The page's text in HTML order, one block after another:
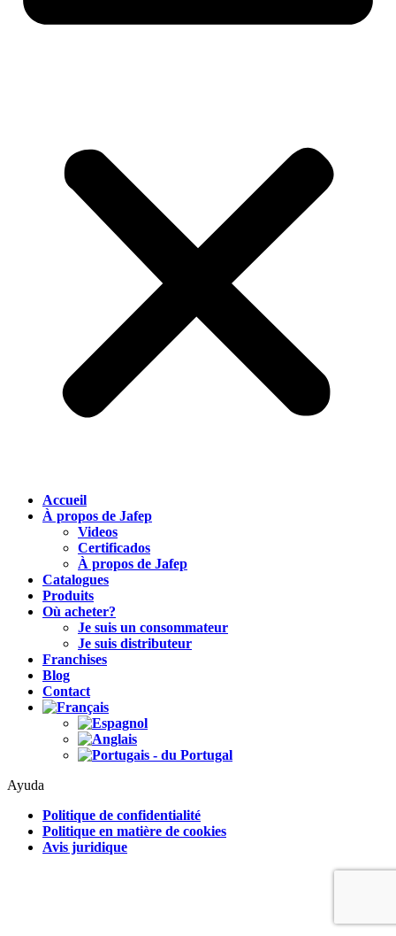
Accueil
À propos de Jafep
Videos
Certificados
À propos de Jafep
Catalogues
Produits
Où acheter?
Je suis un consommateur
Je suis distributeur
Franchises
Blog
Contact
Ayuda
Politique de confidentialité
Politique en matière de cookies
Avis juridique